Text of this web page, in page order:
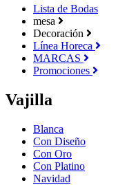
Lista de Bodas
mesa
Decoración
Línea Horeca
MARCAS
Promociones
Vajilla
Blanca
Con Diseño
Con Oro
Con Platino
Navidad